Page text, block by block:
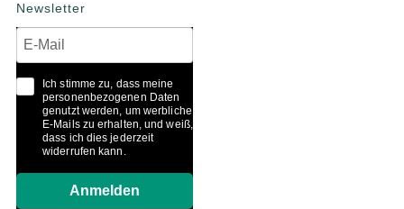
Newsletter
Ich stimme zu, dass meine
personenbezogenen Daten
genutzt werden, um werbliche
E-Mails zu erhalten, und weiß,
dass ich dies jederzeit
widerrufen kann.
Anmelden